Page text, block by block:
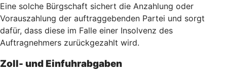
Eine solche Bürgschaft sichert die Anzahlung oder
Vorauszahlung der auftraggebenden Partei und sorgt
dafür, dass diese im Falle einer Insolvenz des
Auftragnehmers zurückgezahlt wird.
Zoll- und Einfuhrabgaben